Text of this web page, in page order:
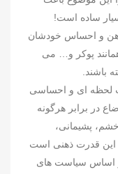
ساده است!
ذهن و احساس خودشان
پوکر و… می
باشند.
لحظه ای و احساسی
در برابر هرگونه
پشیمانی،
این قدرت ذهنی است
اساس سیاست های